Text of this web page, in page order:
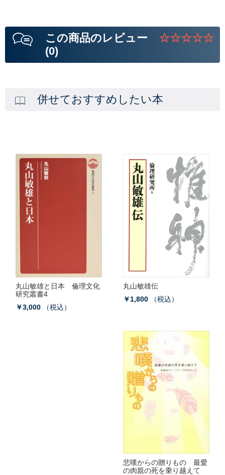
この商品のレビュー
☆☆☆☆☆
(0)
併せておすすめしたい本
丸山敏雄と日本 倫理文化
研究叢書4
￥3,000
（税込）
丸山敏雄伝
￥1,800
（税込）
悲嘆からの贈りもの 最愛
の肉親の死を乗り越えて